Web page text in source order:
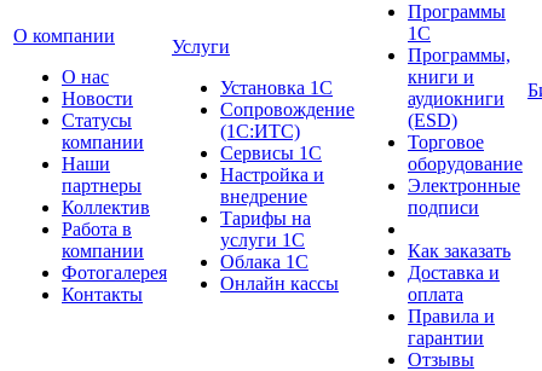
О компании
О нас
Новости
Cтатусы
компании
Наши
партнеры
Коллектив
Работа в
компании
Фотогалерея
Контакты
Услуги
Установка 1С
Сопровождение
(1С:ИТС)
Сервисы 1С
Настройка и
внедрение
Тарифы на
услуги 1С
Облака 1С
Онлайн кассы
Программы
1С
Программы,
книги и
аудиокниги
(ESD)
Торговое
оборудование
Электронные
подписи
Как заказать
Доставка и
оплата
Правила и
гарантии
Отзывы